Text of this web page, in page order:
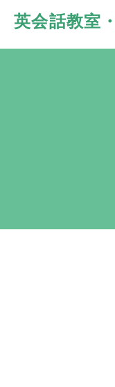
英会話教室